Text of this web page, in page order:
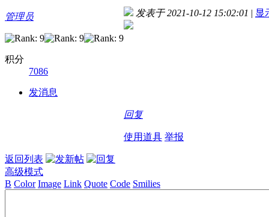
管理员
积分
7086
发消息
发表于 2021-10-12 15:02:01 | 显
回复
使用道具 举报
返回列表
高级模式
B Color Image Link Quote Code Smilies